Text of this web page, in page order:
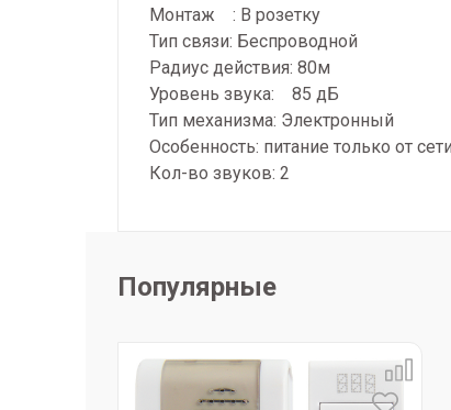
Монтаж : В розетку
Тип связи: Беспроводной
Радиус действия: 80м
Уровень звука: 85 дБ
Тип механизма: Электронный
Особенность: питание только от сети
Кол-во звуков: 2
Популярные